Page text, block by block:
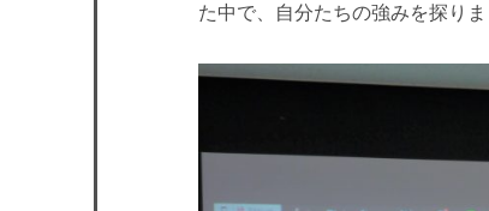
た中で、自分たちの強みを探りま